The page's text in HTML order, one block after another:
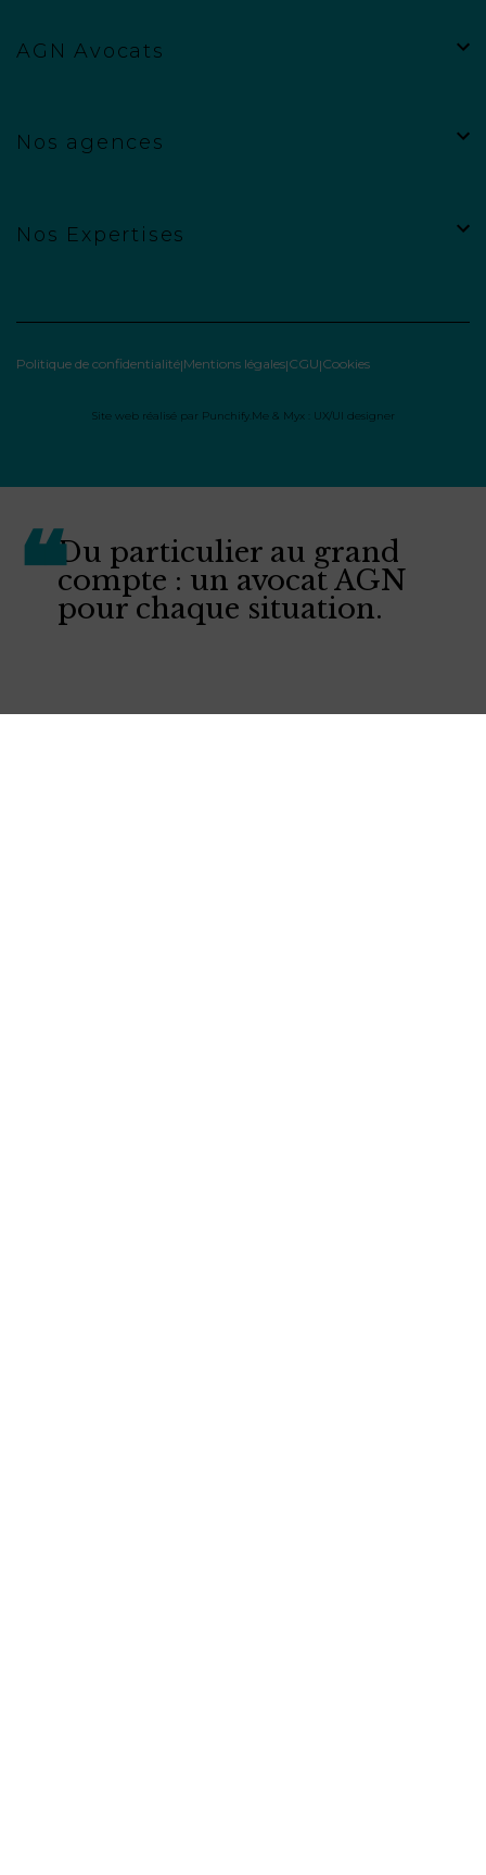
AGN Avocats
Nos agences
Nos Expertises
Politique de confidentialité Mentions légales CGU Cookies
Site web réalisé par Punchify.Me & Myx : UX/UI designer
Du particulier au grand
compte : un avocat AGN
pour chaque situation.